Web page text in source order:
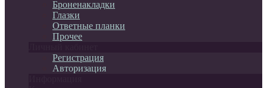
Броненакладки
Глазки
Ответные планки
Прочее
Регистрация
Авторизация